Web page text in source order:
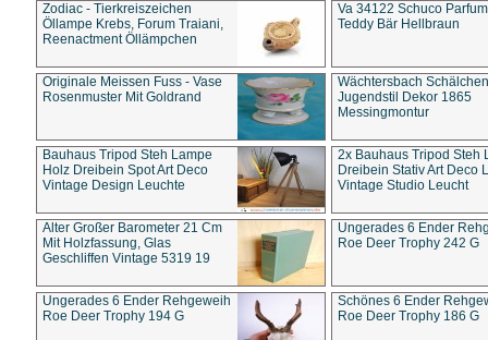
Zodiac - Tierkreiszeichen
Öllampe Krebs, Forum Traiani,
Reenactment Öllämpchen
Va 34122 Schuco
Teddy Bär Hellbraun
Originale Meissen Fuss - Vase
Rosenmuster Mit Goldrand
Wächtersbach Schälchen
Jugendstil Dekor 1865
Messingmontur
Bauhaus Tripod Steh Lampe
Holz Dreibein Spot Art Deco
Vintage Design Leuchte
2x Bauhaus Tripod Steh
Dreibein Stativ Art Deco
Vintage Studio Leucht
Alter Großer Barometer 21 Cm
Mit Holzfassung, Glas
Geschliffen Vintage 5319 19
Ungerades 6 Ender
Roe Deer Trophy 242 G
Ungerades 6 Ender Rehgeweih
Roe Deer Trophy 194 G
Schönes 6 Ender
Roe Deer Trophy 186 G